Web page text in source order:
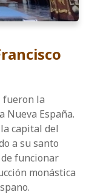
fueron la
Nueva España.
capital del
a su santo
de funcionar
monástica